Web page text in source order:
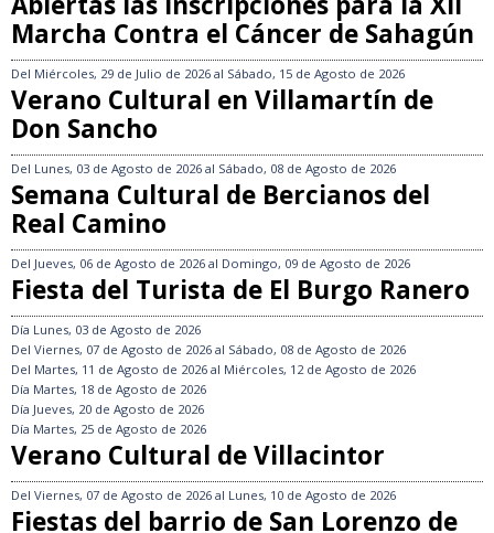
Marcha Contra el Cáncer de Sahagún
Del Miércoles, 29 de Julio de 2026 al Sábado, 15 de Agosto de 2026
Verano Cultural en Villamartín de
Don Sancho
Del Lunes, 03 de Agosto de 2026 al Sábado, 08 de Agosto de 2026
Semana Cultural de Bercianos del
Real Camino
Del Jueves, 06 de Agosto de 2026 al Domingo, 09 de Agosto de 2026
Fiesta del Turista de El Burgo Ranero
Día Lunes, 03 de Agosto de 2026
Del Viernes, 07 de Agosto de 2026 al Sábado, 08 de Agosto de 2026
Del Martes, 11 de Agosto de 2026 al Miércoles, 12 de Agosto de 2026
Día Martes, 18 de Agosto de 2026
Día Jueves, 20 de Agosto de 2026
Día Martes, 25 de Agosto de 2026
Verano Cultural de Villacintor
Del Viernes, 07 de Agosto de 2026 al Lunes, 10 de Agosto de 2026
Fiestas del barrio de San Lorenzo de